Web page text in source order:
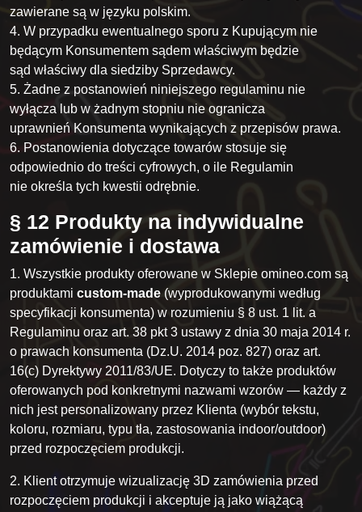
zawierane są w języku polskim.
4. W przypadku ewentualnego sporu z Kupującym nie
będącym Konsumentem sądem właściwym będzie
sąd właściwy dla siedziby Sprzedawcy.
5. Żadne z postanowień niniejszego regulaminu nie
wyłącza lub w żadnym stopniu nie ogranicza
uprawnień Konsumenta wynikających z przepisów prawa.
6. Postanowienia dotyczące towarów stosuje się
odpowiednio do treści cyfrowych, o ile Regulamin
nie określa tych kwestii odrębnie.
§ 12 Produkty na indywidualne
zamówienie i dostawa
1. Wszystkie produkty oferowane w Sklepie omineo.com są
produktami custom-made (wyprodukowanymi według
specyfikacji konsumenta) w rozumieniu § 8 ust. 1 lit. a
Regulaminu oraz art. 38 pkt 3 ustawy z dnia 30 maja 2014 r.
o prawach konsumenta (Dz.U. 2014 poz. 827) oraz art.
16(c) Dyrektywy 2011/83/UE. Dotyczy to także produktów
oferowanych pod konkretnymi nazwami wzorów — każdy z
nich jest personalizowany przez Klienta (wybór tekstu,
koloru, rozmiaru, typu tła, zastosowania indoor/outdoor)
przed rozpoczęciem produkcji.
2. Klient otrzymuje wizualizację 3D zamówienia przed
rozpoczęciem produkcji i akceptuje ją jako wiążącą